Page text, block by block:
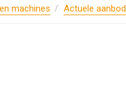
machines Actuele aanbod